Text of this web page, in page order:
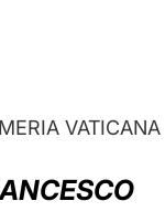
VATICANA